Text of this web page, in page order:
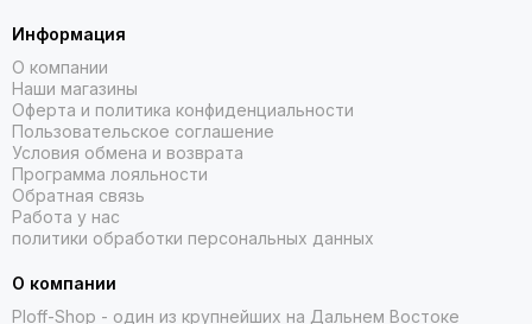
Информация
О компании
Наши магазины
Оферта и политика конфиденциальности
Пользовательское соглашение
Условия обмена и возврата
Программа лояльности
Обратная связь
Работа у нас
политики обработки персональных данных
О компании
Ploff-Shop - один из крупнейших на Дальнем Востоке